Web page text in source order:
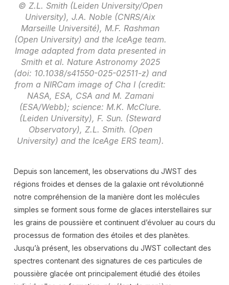
© Z.L. Smith (Leiden University/Open
University), J.A. Noble (CNRS/Aix
Marseille Université), M.F. Rashman
(Open University) and the IceAge team.
Image adapted from data presented in
Smith et al. Nature Astronomy 2025
(doi: 10.1038/s41550-025-02511-z) and
from a NIRCam image of Cha I (credit:
NASA, ESA, CSA and M. Zamani
(ESA/Webb); science: M.K. McClure.
(Leiden University), F. Sun. (Steward
Observatory), Z.L. Smith. (Open
University) and the IceAge ERS team).
Depuis son lancement, les observations du JWST des
régions froides et denses de la galaxie ont révolutionné
notre compréhension de la manière dont les molécules
simples se forment sous forme de glaces interstellaires sur
les grains de poussière et continuent d’évoluer au cours du
processus de formation des étoiles et des planètes.
Jusqu’à présent, les observations du JWST collectant des
spectres contenant des signatures de ces particules de
poussière glacée ont principalement étudié des étoiles